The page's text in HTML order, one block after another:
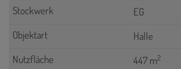
EG
Halle
447 m2